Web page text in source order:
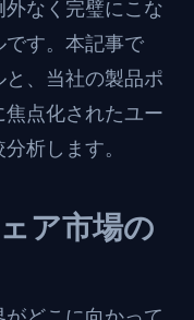
なく完璧にこな
す。本記事で
、当社の製品ポ
点化されたユー
析します。
ア市場の